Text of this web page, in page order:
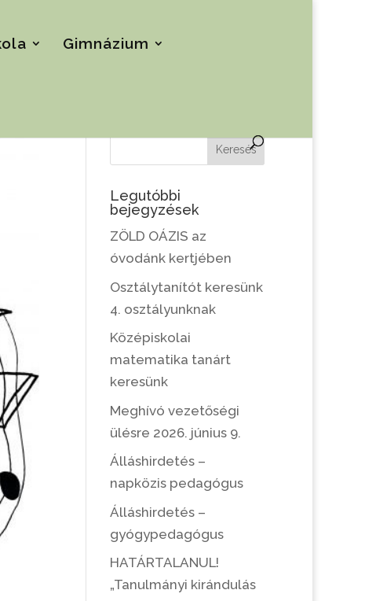
Gimnázium
Keresés
Legutóbbi
bejegyzések
ZÖLD OÁZIS az
óvodánk kertjében
Osztálytanítót keresünk
4. osztályunknak
Középiskolai
matematika tanárt
keresünk
Meghívó vezetőségi
ülésre 2026. június 9.
Álláshirdetés –
napközis pedagógus
Álláshirdetés –
gyógypedagógus
HATÁRTALANUL!
„Tanulmányi kirándulás